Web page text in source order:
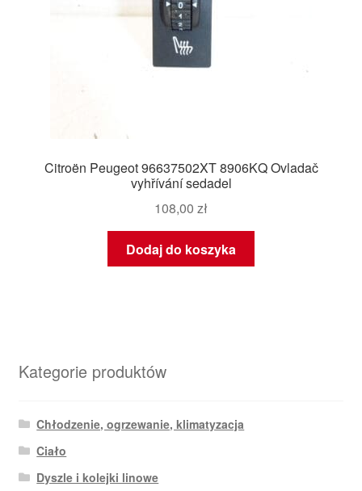
Citroën Peugeot 96637502XT 8906KQ Ovladač
vyhřívání sedadel
108,00 zł
Dodaj do koszyka
Kategorie produktów
Chłodzenie, ogrzewanie, klimatyzacja
Ciało
Dyszle i kolejki linowe